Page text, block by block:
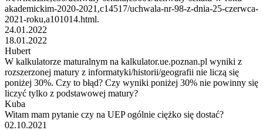
akademickim-2020-2021,c14517/uchwala-nr-98-z-dnia-25-czerwca-
2021-roku,a101014.html.
24.01.2022
18.01.2022
Hubert
W kalkulatorze maturalnym na kalkulator.ue.poznan.pl wyniki z
rozszerzonej matury z informatyki/historii/geografii nie liczą się
poniżej 30%. Czy to błąd? Czy wyniki poniżej 30% nie powinny się
liczyć tylko z podstawowej matury?
Kuba
Witam mam pytanie czy na UEP ogólnie ciężko się dostać?
02.10.2021